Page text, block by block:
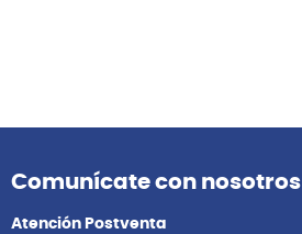
Comunícate con nosotros
Atención Postventa